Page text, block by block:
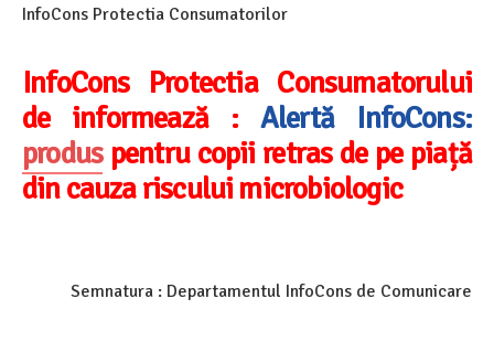
InfoCons Protectia Consumatorilor
InfoCons Protectia Consumatorului
de informează : Alertă InfoCons:
produspentru copii retras de pe piață
din cauza riscului microbiologic
Semnatura : Departamentul InfoCons de Comunicare